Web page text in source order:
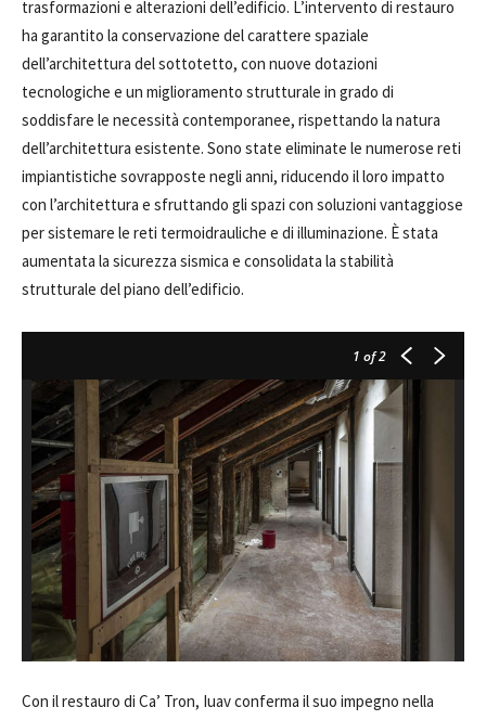
trasformazioni e alterazioni dell’edificio. L’intervento di restauro
ha garantito la conservazione del carattere spaziale
dell’architettura del sottotetto, con nuove dotazioni
tecnologiche e un miglioramento strutturale in grado di
soddisfare le necessità contemporanee, rispettando la natura
dell’architettura esistente. Sono state eliminate le numerose reti
impiantistiche sovrapposte negli anni, riducendo il loro impatto
con l’architettura e sfruttando gli spazi con soluzioni vantaggiose
per sistemare le reti termoidrauliche e di illuminazione. È stata
aumentata la sicurezza sismica e consolidata la stabilità
strutturale del piano dell’edificio.
1 of 2
Con il restauro di Ca’ Tron, Iuav conferma il suo impegno nella